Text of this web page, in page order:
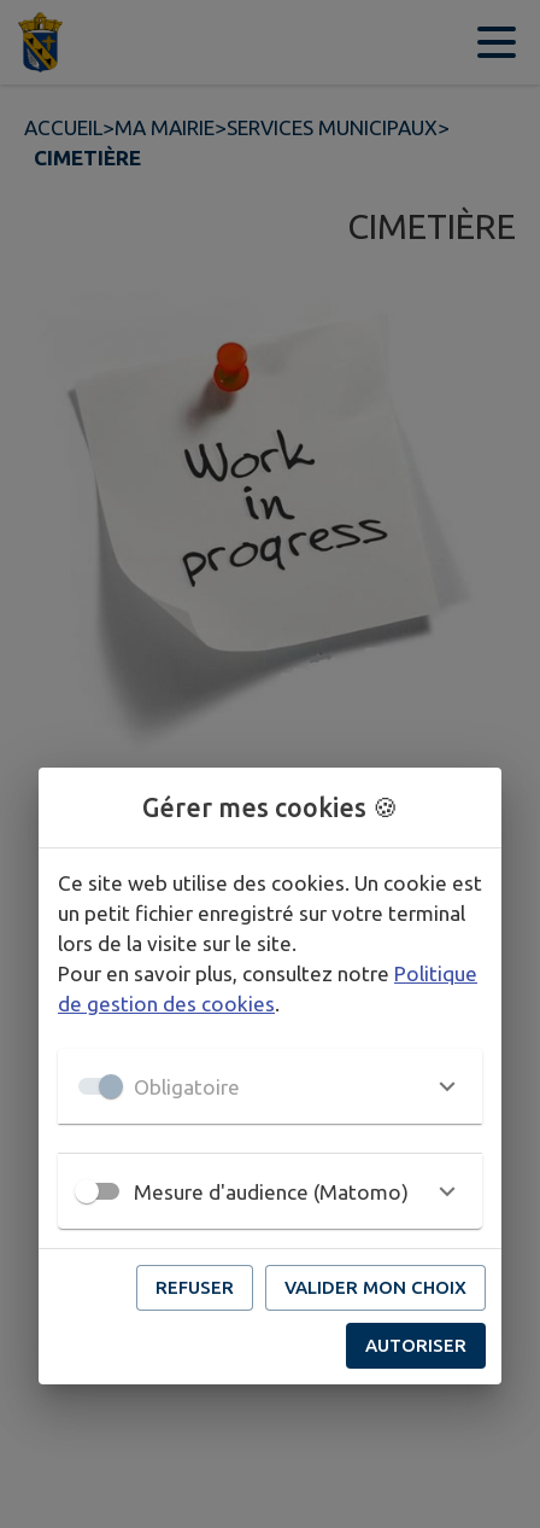
Contenu
ACCUEIL>MA MAIRIE>SERVICES MUNICIPAUX>
CIMETIÈRE
CIMETIÈRE
Gérer mes cookies 🍪
Ce site web utilise des cookies. Un cookie est
un petit fichier enregistré sur votre terminal
lors de la visite sur le site.
Pour en savoir plus, consultez notre Politique
de gestion des cookies.
Obligatoire
Mesure d'audience (Matomo)
REFUSER VALIDER MON CHOIX
AUTORISER